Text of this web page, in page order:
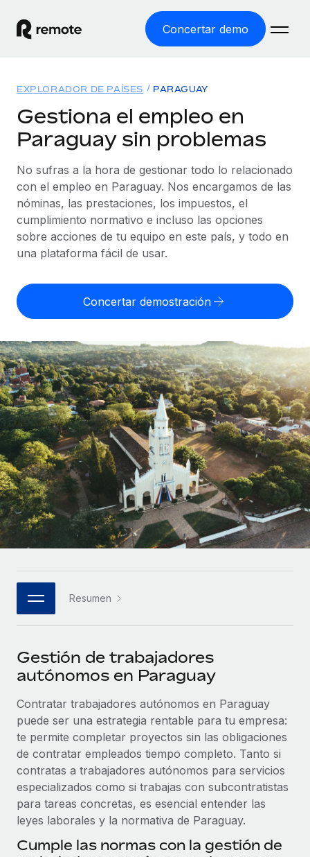
Concertar demo
EMPLEO GLOBAL
Nómina global
Gestiona las nóminas de forma sencilla y conforme a la
legalidad.
Employer of Record
Expándete en todo el mundo sin gastar en entidades.
cumpliendo la normativa.
Integra y gestiona a autónomos globalmente.
PEO
Externaliza tareas laborales complejas.
INFRAESTRUCTURA
Conexión Remote
Integra los RR. HH. en tus flujos de trabajo sin
complicaciones.
Plataforma
Funciones esenciales de RR. HH. integradas para tu
Conectar
Conecta cualquier herramienta de IA con Remote
Optimiza los procesos con herramientas empresariales
esenciales.
SERVICIOS
Pregunta a un experto
Obtén ayuda de gente experta en RR. HH. globales
y cumplimiento normativo.
Comprobaciones de antecedentes
Soluciones
COBERTURA MUNDIAL
Explorador de países
Consulta el soporte del empleo global según el país.
Explorador estatal de EE. UU.
Simplifica la contratación en todos los estados de EE.
Comparador de Remote
Compáranos con otras empresas.
ETAPAS DE CRECIMIENTO
Startups
Soluciones ágiles de RR. HH. globales y nóminas para
empresas en crecimiento.
Mediana empresa
Amplía tu equipo con soluciones de RR. HH.
personalizadas.
Empresa
RR. HH. globales para grandes empresas.
ASOCIARSE
Socios tecnológicos estratégicos
Integra la gestión de los RR. HH. globales en tu
Asociarse
Descubre oportunidades de colaborar con nosotros.
Remote Build Próximamente
Consultoría de integraciones y automatización con IA.
CASOS PRÁCTICOS
Recursos
HERRAMIENTAS Y CALCULADORAS
Calculadora del riesgo de clasificación errónea
Consulta el riesgo de clasificación errónea por país.
cualquier país.
Descubre opciones de divisas y tiempos de pago para
autónomos globales.
APRENDIZAJE CON REMOTE
Guías y recursos
Casos prácticos
Glosario de RR. HH.
Listas de verificación y plantillas
Biblioteca de descripciones de puestos
Webinarios
Información sobre salarios y talento
Obtén ayuda
Consulta todos los recursos
BLOG
Nómina global
EOR y PEO
Precios
English
Nederlands
Français
Deutsch
Español
Italiano
Português (Portugal)
日本語
한국어
中文（简体）
EXPLORADOR DE PAÍSES PARAGUAY
Gestiona el empleo en
Paraguay sin problemas
No sufras a la hora de gestionar todo lo relacionado
con el empleo en Paraguay. Nos encargamos de las
nóminas, las prestaciones, los impuestos, el
cumplimiento normativo e incluso las opciones
sobre acciones de tu equipo en este país, y todo en
una plataforma fácil de usar.
Concertar demostración
Resumen
Gestión de trabajadores
autónomos en Paraguay
Contratar trabajadores autónomos en Paraguay
puede ser una estrategia rentable para tu empresa:
te permite completar proyectos sin las obligaciones
de contratar empleados tiempo completo. Tanto si
contratas a trabajadores autónomos para servicios
especializados como si trabajas con subcontratistas
para tareas concretas, es esencial entender las
leyes laborales y la normativa de Paraguay.
Cumple las normas con la gestión de